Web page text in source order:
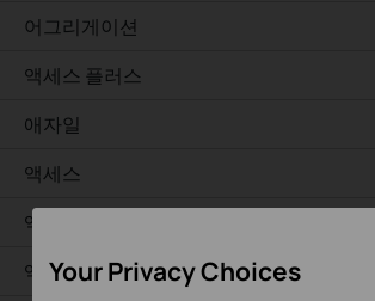
어그리게이션
액세스 플러스
애자일
액세스
액세스 프로
액세스 맥스
Your Privacy Choices